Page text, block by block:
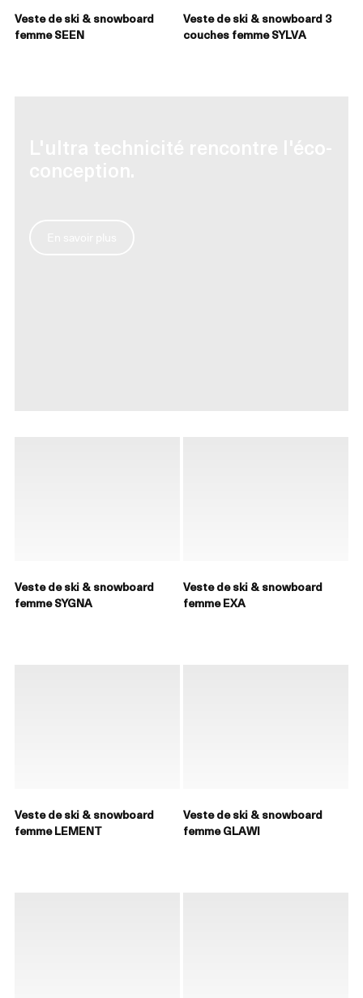
Veste de ski & snowboard
femme SEEN
Veste de ski & snowboard 3
couches femme SYLVA
Veste de ski & snowboard
femme SYGNA
Veste de ski & snowboard
femme EXA
Veste de ski & snowboard
femme LEMENT
Veste de ski & snowboard
femme GLAWI